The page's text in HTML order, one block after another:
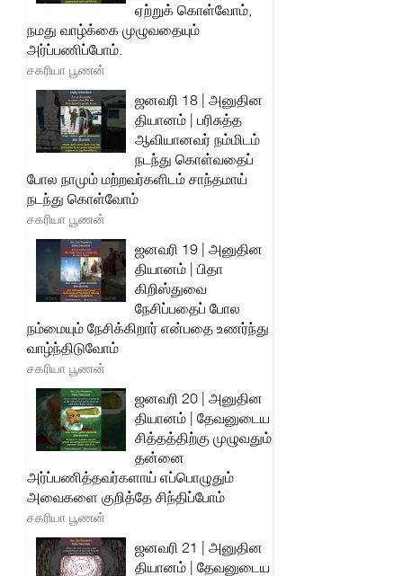
ஏற்றுக் கொள்வோம்,
நமது வாழ்க்கை முழுவதையும்
அர்ப்பணிப்போம்.
சகரியா பூணன்
ஜனவரி 18 | அனுதின
தியானம் | பரிசுத்த
ஆவியானவர் நம்மிடம்
நடந்து கொள்வதைப்
போல நாமும் மற்றவர்களிடம் சாந்தமாய்
நடந்து கொள்வோம்
சகரியா பூணன்
ஜனவரி 19 | அனுதின
தியானம் | பிதா
கிறிஸ்துவை
நேசிப்பதைப் போல
நம்மையும் நேசிக்கிறார் என்பதை உணர்ந்து
வாழ்ந்திடுவோம்
சகரியா பூணன்
ஜனவரி 20 | அனுதின
தியானம் | தேவனுடைய
சித்தத்திற்கு முழுவதும்
தன்னை
அர்ப்பணித்தவர்களாய் எப்பொழுதும்
அவைகளை குறித்தே சிந்திப்போம்
சகரியா பூணன்
ஜனவரி 21 | அனுதின
தியானம் | தேவனுடைய